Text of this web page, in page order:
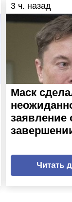
3 ч. назад
Маск
заявление
Читать